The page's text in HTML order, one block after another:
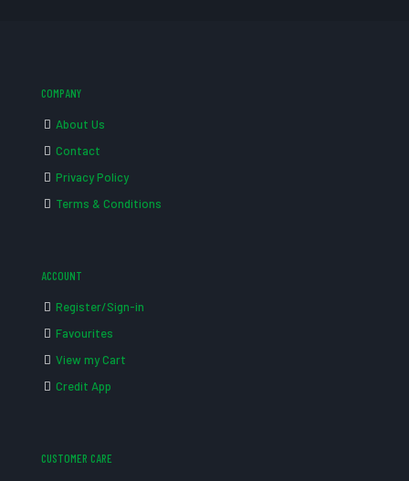
COMPANY
About Us
Contact
Privacy Policy
Terms & Conditions
ACCOUNT
Register/Sign-in
Favourites
View my Cart
Credit App
CUSTOMER CARE